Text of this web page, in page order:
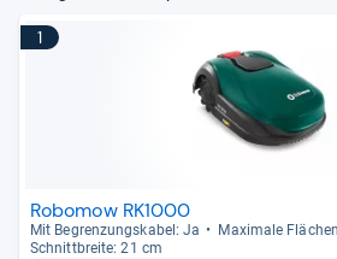
1
Robomow RK1000
Mit Begren­zungs­ka­bel: Ja
Maxi­male
Schnitt­breite: 21 cm